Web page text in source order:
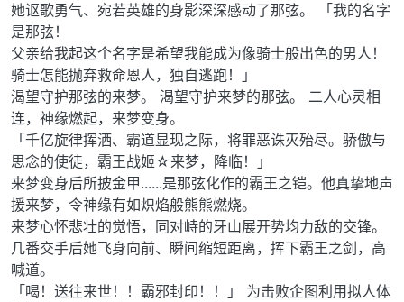
她讴歌勇气、宛若英雄的身影深深感动了那弦。 「我的名字
是那弦！
父亲给我起这个名字是希望我能成为像骑士般出色的男人！
骑士怎能抛弃救命恩人，独自逃跑！」
渴望守护那弦的来梦。 渴望守护来梦的那弦。 二人心灵相
连，神缘燃起，来梦变身。
「千亿旋律挥洒、霸道显现之际，将罪恶诛灭殆尽。骄傲与
思念的使徒，霸王战姬☆来梦，降临！」
来梦变身后所披金甲......是那弦化作的霸王之铠。他真挚地声
援来梦，令神缘有如炽焰般熊熊燃烧。
来梦心怀悲壮的觉悟，同对峙的牙山展开势均力敌的交锋。
几番交手后她飞身向前、瞬间缩短距离，挥下霸王之剑，高
喊道。
「喝！送往来世！！霸邪封印！！」 为击败企图利用拟人体